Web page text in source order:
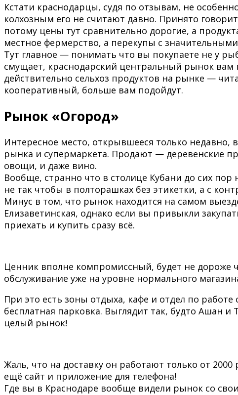
Кстати краснодарцы, судя по отзывам, не
колхозным его не считают давно. Принято
потому цены тут сравнительно дорогие, а
местное фермерство, а перекупы с
Тут главное — понимать что вы покупаете не у
смущает, краснодарский центральный рынок вам
действительно сельхоз продуктов на рынке —
кооперативный, больше вам подойдут.
Рынок «Огород»
Интересное место, открывшееся только недавно,
рынка и супермаркета. Продают — деревенские
овощи, и даже вино.
Вообще, странно что в столице Кубани до сих
не так чтобы в полторашках без этикетки, а с
Минус в том, что рынок находится на самом
Елизаветинская, однако если вы привыкли
приехать и купить сразу всё.
Ценник вполне компромиссный, будет не дороже
обслуживание уже на уровне нормального
При это есть зоны отдыха, кафе и отдел по
бесплатная парковка. Выглядит так, будто Ашан и
целый рынок!
Жаль, что на доставку он работают только от 2000
ещё сайт и приложение для телефона!
Где вы в Краснодаре вообще видели рынок со